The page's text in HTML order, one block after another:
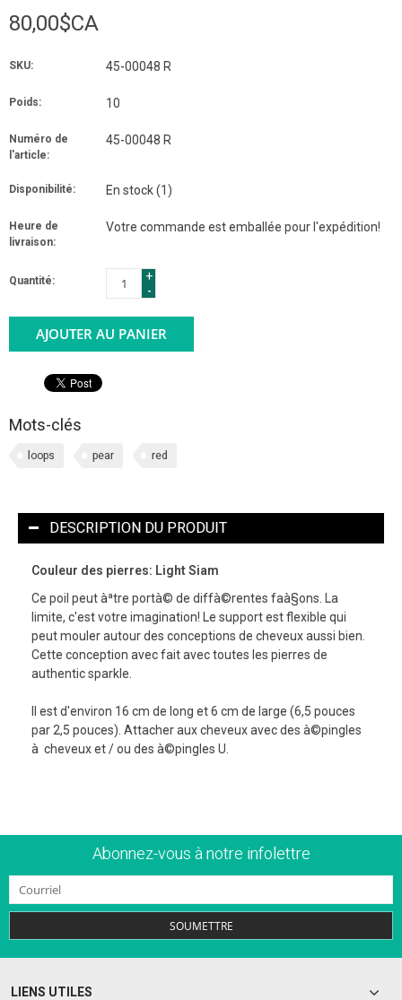
80,00$CA
SKU: 45-00048 R
Poids: 10
Numéro de
l'article:
45-00048 R
Disponibilité: En stock(1)
Heure de
livraison:
Votre commande est emballée pour l'expédition!
Quantité:
+
-
AJOUTER AU PANIER
Mots-clés
loops pear red
DESCRIPTION DU PRODUIT
Couleur des pierres: Light Siam
Ce poil peut àªtre portà© de diffà©rentes faà§ons. La
limite, c'est votre imagination! Le support est flexible qui
peut mouler autour des conceptions de cheveux aussi bien.
Cette conception avec fait avec toutes les pierres de
authentic sparkle.
Il est d'environ 16 cm de long et 6 cm de large (6,5 pouces
par 2,5 pouces). Attacher aux cheveux avec des à©pingles
à cheveux et / ou des à©pingles U.
Abonnez-vous à notre infolettre
SOUMETTRE
LIENS UTILES